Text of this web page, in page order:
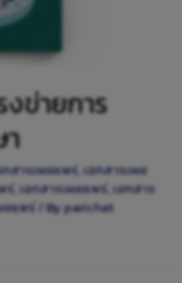
ข่ายการ
กสารเผยแพร่ ,เอกสารเผย
ร่ ,เอกสารเผยแพร่ ,เอกสาร
ยแพร่ / Byparichat